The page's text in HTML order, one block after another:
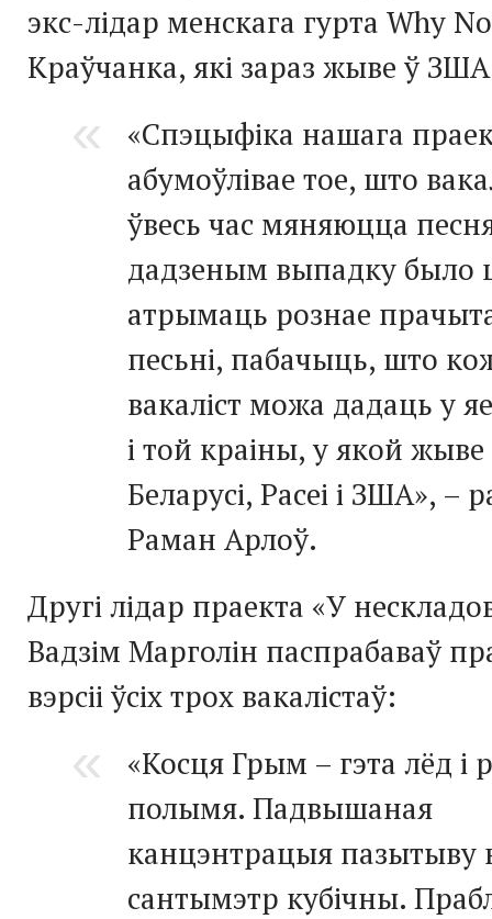
экс-лідар менскага гурта Why
Краўчанка, які зараз жыве ў
«Спэцыфіка нашага
абумоўлівае тое, што
ўвесь час мяняюцца
дадзеным выпадку было
атрымаць рознае
песьні, пабачыць, што
вакаліст можа дадаць у
і той краіны, у якой жыве
Беларусі, Расеі і ЗША», –
Раман Арлоў.
Другі лідар праекта «У
Вадзім Марголін паспрабаваў
вэрсіі ўсіх трох вакалістаў:
«Косця Грым – гэта лёд і
полымя. Падвышаная
канцэнтрацыя пазытыву
сантымэтр кубічны.